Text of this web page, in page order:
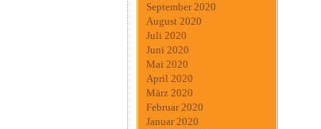
September 2020
August 2020
Juli 2020
Juni 2020
Mai 2020
April 2020
März 2020
Februar 2020
Januar 2020